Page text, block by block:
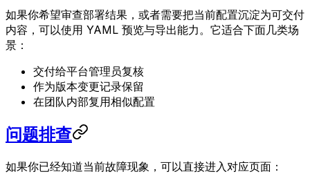
如果你希望审查部署结果，或者需要把当前配置沉淀为可交付
内容，可以使用 YAML 预览与导出能力。它适合下面几类场
景：
交付给平台管理员复核
作为版本变更记录保留
在团队内部复用相似配置
问题排查
如果你已经知道当前故障现象，可以直接进入对应页面：